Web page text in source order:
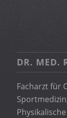
DR. MED.
Facharzt für